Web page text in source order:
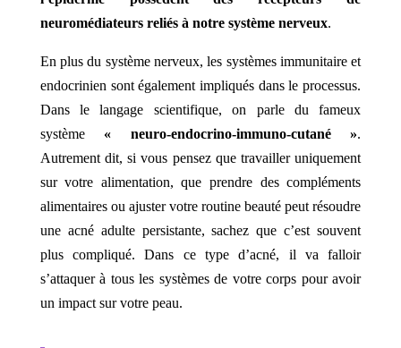
neuromédiateurs reliés à notre système nerveux.
En plus du système nerveux, les systèmes immunitaire et
endocrinien sont également impliqués dans le processus.
Dans le langage scientifique, on parle du fameux
système « neuro-endocrino-immuno-cutané ».
Autrement dit, si vous pensez que travailler uniquement
sur votre alimentation, que prendre des compléments
alimentaires ou ajuster votre routine beauté peut résoudre
une acné adulte persistante, sachez que c’est souvent
plus compliqué. Dans ce type d’acné, il va falloir
s’attaquer à tous les systèmes de votre corps pour avoir
un impact sur votre peau.